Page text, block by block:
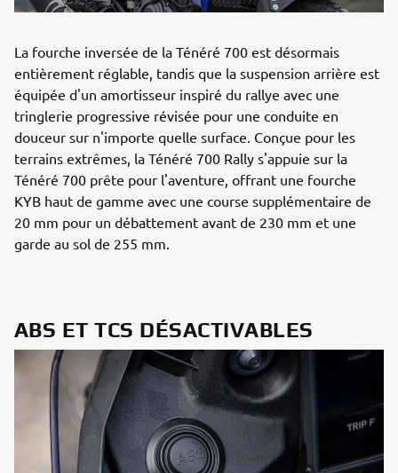
La fourche inversée de la Ténéré 700 est désormais
entièrement réglable, tandis que la suspension arrière est
équipée d'un amortisseur inspiré du rallye avec une
tringlerie progressive révisée pour une conduite en
douceur sur n'importe quelle surface. Conçue pour les
terrains extrêmes, la Ténéré 700 Rally s'appuie sur la
Ténéré 700 prête pour l'aventure, offrant une fourche
KYB haut de gamme avec une course supplémentaire de
20 mm pour un débattement avant de 230 mm et une
garde au sol de 255 mm.
ABS ET TCS DÉSACTIVABLES